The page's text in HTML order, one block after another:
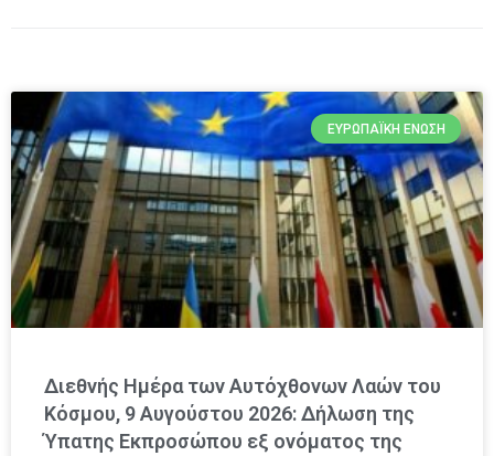
ΕΥΡΩΠΑΪΚΉ ΈΝΩΣΗ
Διεθνής Ημέρα των Αυτόχθονων Λαών του
Κόσμου, 9 Αυγούστου 2026: Δήλωση της
Ύπατης Εκπροσώπου εξ ονόματος της